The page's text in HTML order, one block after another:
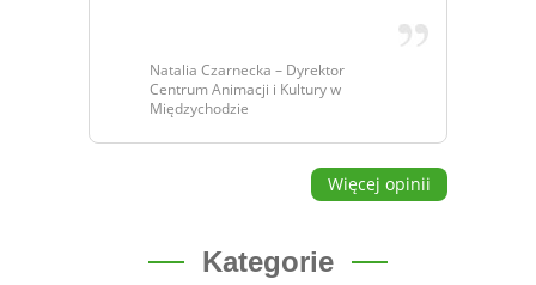
Natalia Czarnecka – Dyrektor
Centrum Animacji i Kultury w
Międzychodzie
Więcej opinii
Kategorie